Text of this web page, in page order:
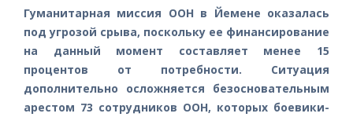
Гуманитарная миссия ООН в Йемене оказалась
под угрозой срыва, поскольку ее финансирование
на данный момент составляет менее 15
процентов от потребности. Ситуация
дополнительно осложняется безосновательным
арестом 73 сотрудников ООН, которых боевики-